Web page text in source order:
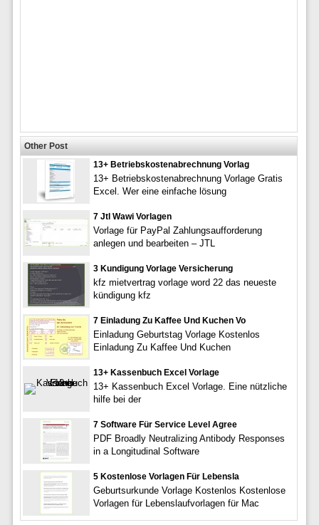
Other Post
13+ Betriebskostenabrechnung Vorlag
13+ Betriebskostenabrechnung Vorlage Gratis
Excel. Wer eine einfache lösung
7 Jtl Wawi Vorlagen
Vorlage für PayPal Zahlungsaufforderung
anlegen und bearbeiten – JTL
3 Kundigung Vorlage Versicherung
kfz mietvertrag vorlage word 22 das neueste
kündigung kfz
7 Einladung Zu Kaffee Und Kuchen Vo
Einladung Geburtstag Vorlage Kostenlos
Einladung Zu Kaffee Und Kuchen
13+ Kassenbuch Excel Vorlage
13+ Kassenbuch Excel Vorlage. Eine nützliche
hilfe bei der
7 Software Für Service Level Agree
PDF Broadly Neutralizing Antibody Responses
in a Longitudinal Software
5 Kostenlose Vorlagen Für Lebensla
Geburtsurkunde Vorlage Kostenlos Kostenlose
Vorlagen für Lebenslaufvorlagen für Mac